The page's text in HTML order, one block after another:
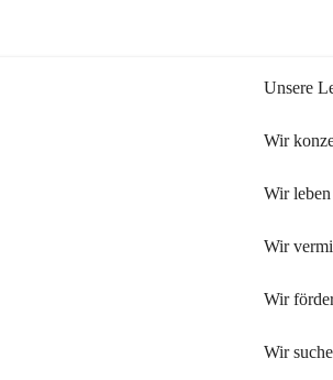
Unsere
Wir
Wir
Wir
Wir
Wir